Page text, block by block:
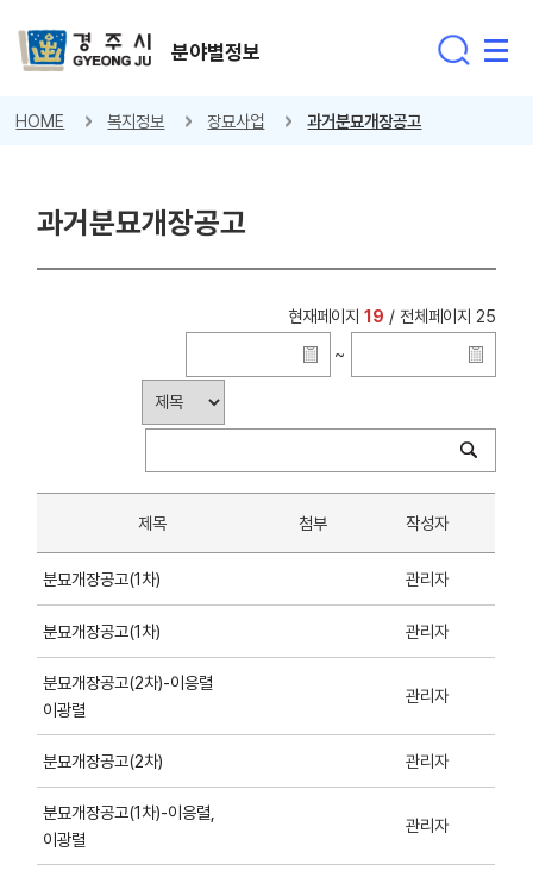
분야별정보
HOME 복지정보 장묘사업 과거분묘개장공고
과거분묘개장공고
현재페이지 19 / 전체페이지 25
~
제목 첨부 작성자
분묘개장공고(1차) 관리자
분묘개장공고(1차) 관리자
분묘개장공고(2차)-이응렬
이광렬
관리자
분묘개장공고(2차) 관리자
분묘개장공고(1차)-이응렬,
이광렬
관리자